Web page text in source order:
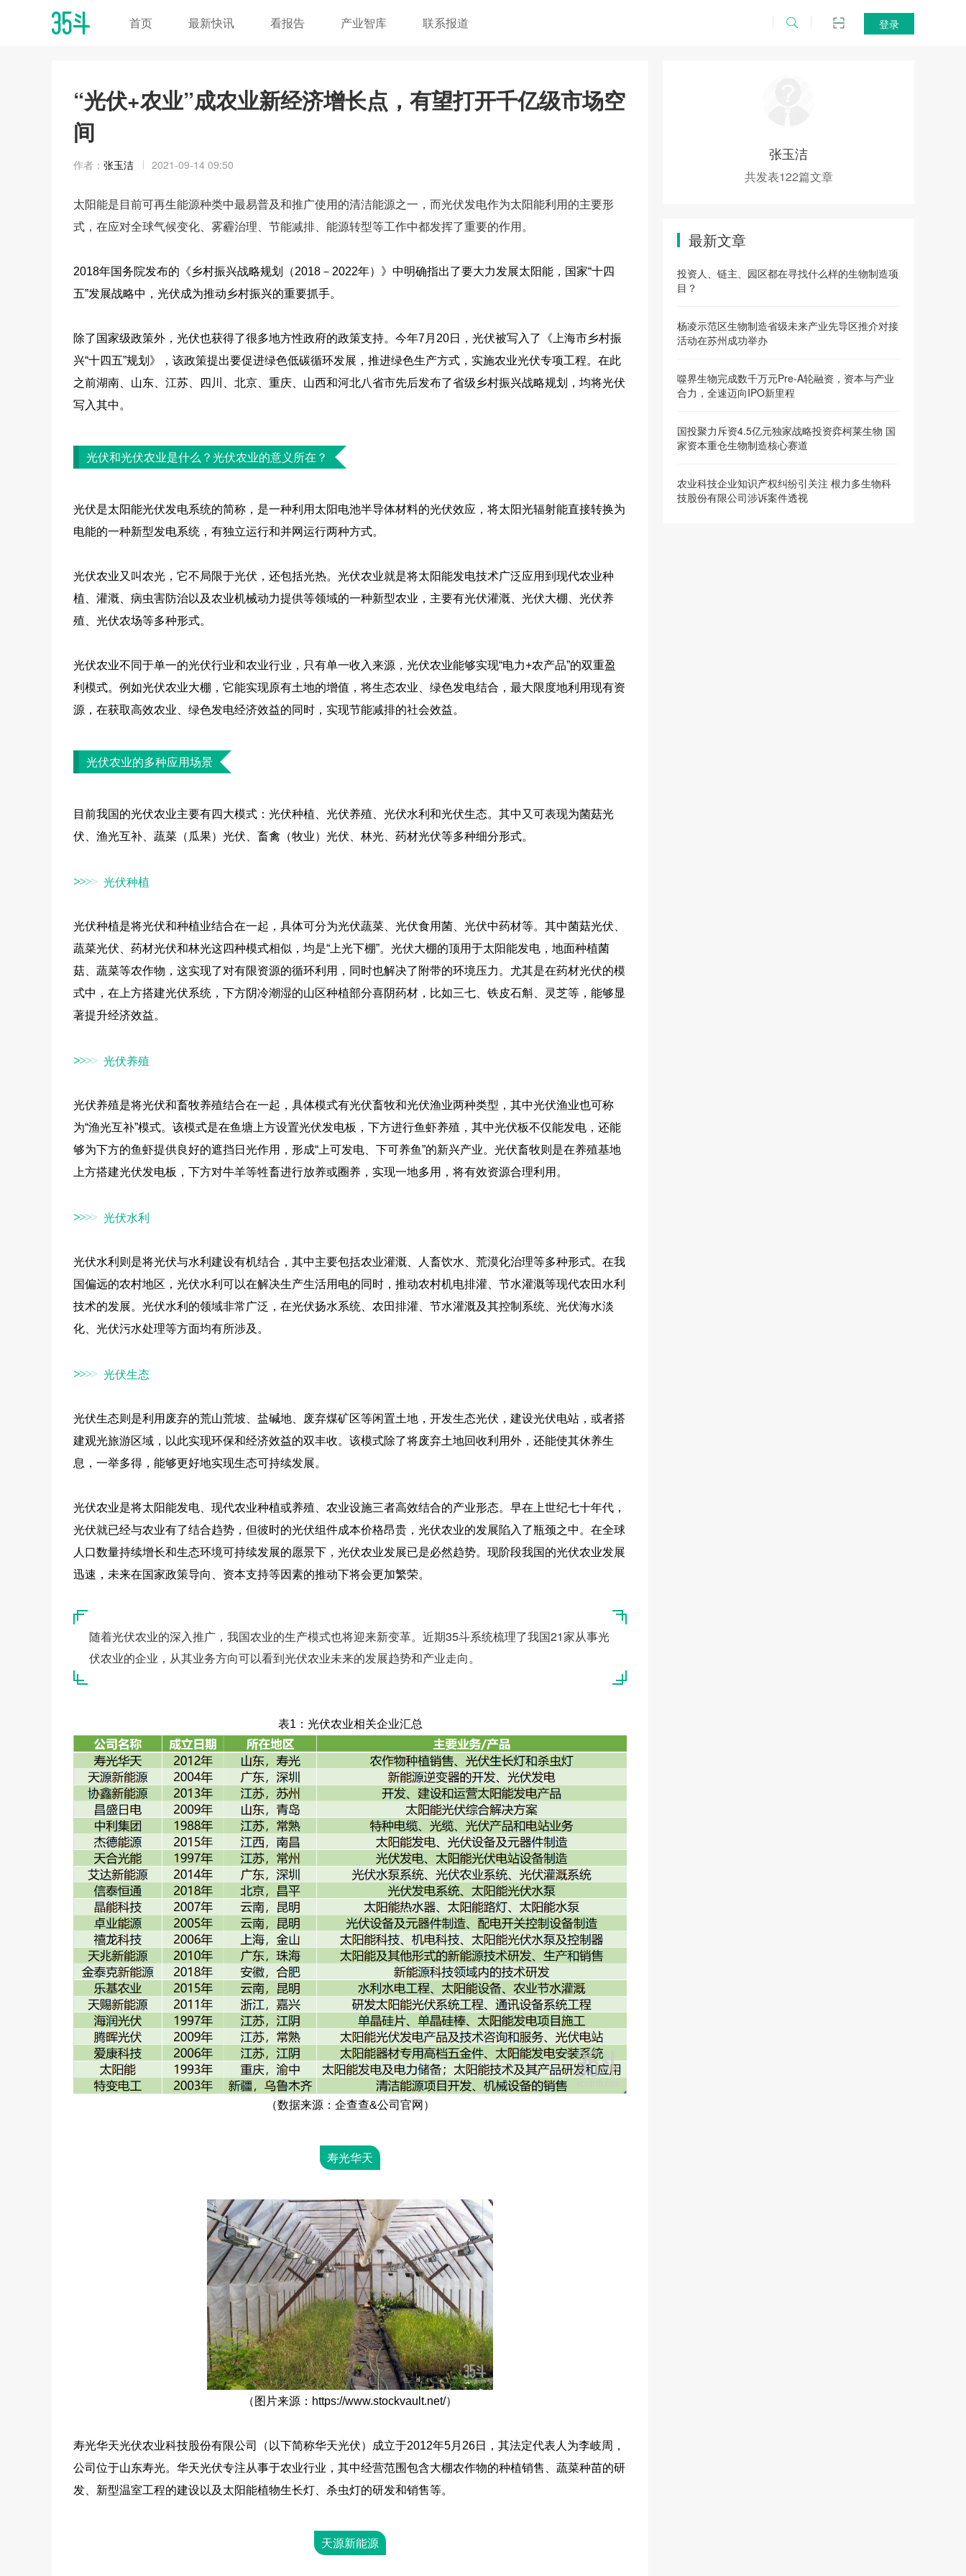
首页 最新快讯 看报告 产业智库 联系报道 登录
“光伏+农业”成农业新经济增长点，有望打开千亿级市场空
间
作者： 张玉洁 2021-09-14 09:50
太阳能是目前可再生能源种类中最易普及和推广使用的清洁能源之一，而光伏发电作为太阳能利用的主要形
式，在应对全球气候变化、雾霾治理、节能减排、能源转型等工作中都发挥了重要的作用。
2018年国务院发布的《乡村振兴战略规划（2018－2022年）》中明确指出了要大力发展太阳能 ，国家“十四
五”发展战略中， 光伏成为推动乡村振兴的重要抓手。
除了国家级政策外，光伏也获得了很多地方性政府的政策支持。今年7月20日，光伏被写入了《上海市乡村振
兴“十四五”规划》，该政策提出要促进绿色低碳循环发展，推进绿色生产方式，实施农业光伏专项工程。在此
之前湖南、山东、江苏、四川、北京、重庆、山西和河北八省市先后发布了省级乡村振兴战略规划，均将光伏
写入其中。
光伏和光伏农业是什么？光伏农业的意义所在？
光伏是太阳能光伏发电系统的简称，是一种利用太阳电池半导体材料的光伏效应，将太阳光辐射能直接转换为
电能的一种新型发电系统，有独立运行和并网运行两种方式。
光伏农业又叫农光，它不局限于光伏，还包括光热。光伏农业就是将太阳能发电技术广泛应用到现代农业种
植、灌溉、病虫害防治以及农业机械动力提供等领域的一种新型农业，主要有光伏灌溉、光伏大棚、光伏养
殖、光伏农场等多种形式。
光伏农业不同于单一的光伏行业和农业行业，只有单一收入来源，光伏农业能够实现“电力+农产品”的双重盈
利模式。例如光伏农业大棚，它能实现原有土地的增值，将生态农业、绿色发电结合，最大限度地利用现有资
源，在获取高效农业、绿色发电经济效益的同时，实现节能减排的社会效益。
光伏农业的多种应用场景
目前我国的光伏农业主要有四大模式：光伏种植、光伏养殖、光伏水利和光伏生态。其中又可表现为菌菇光
伏、渔光互补、蔬菜（瓜果）光伏、畜禽（牧业）光伏、林光、药材光伏等多种细分形式。
>>>> 光伏种植
光伏种植是将光伏和种植业结合在一起，具体可分为光伏蔬菜、光伏食用菌、光伏中药材等。其中菌菇光伏、
蔬菜光伏、药材光伏和林光这四种模式相似，均是“上光下棚”。光伏大棚的顶用于太阳能发电，地面种植菌
菇、蔬菜等农作物，这实现了对有限资源的循环利用，同时也解决了附带的环境压力。尤其是在药材光伏的模
式中，在上方搭建光伏系统，下方阴冷潮湿的山区种植部分喜阴药材，比如三七、铁皮石斛、灵芝等，能够显
著提升经济效益。
>>>> 光伏养殖
光伏养殖是将光伏和畜牧养殖结合在一起，具体模式有光伏畜牧和光伏渔业两种类型，其中光伏渔业也可称
为“渔光互补”模式。该模式是在鱼塘上方设置光伏发电板，下方进行鱼虾养殖，其中光伏板不仅能发电，还能
够为下方的鱼虾提供良好的遮挡日光作用，形成“上可发电、下可养鱼”的新兴产业。光伏畜牧则是在养殖基地
上方搭建光伏发电板，下方对牛羊等牲畜进行放养或圈养，实现一地多用，将有效资源合理利用。
>>>> 光伏水利
光伏水利则是将光伏与水利建设有机结合，其中主要包括农业灌溉、人畜饮水、荒漠化治理等多种形式。在我
国偏远的农村地区，光伏水利可以在解决生产生活用电的同时，推动农村机电排灌、节水灌溉等现代农田水利
技术的发展。光伏水利的领域非常广泛，在光伏扬水系统、农田排灌、节水灌溉及其控制系统、光伏海水淡
化、光伏污水处理等方面均有所涉及。
>>>> 光伏生态
光伏生态则是利用废弃的荒山荒坡、盐碱地、废弃煤矿区等闲置土地，开发生态光伏，建设光伏电站，或者搭
建观光旅游区域，以此实现环保和经济效益的双丰收。该模式除了将废弃土地回收利用外，还能使其休养生
息，一举多得，能够更好地实现生态可持续发展。
光伏农业是将太阳能发电、现代农业种植或养殖、农业设施三者高效结合的产业形态。早在上世纪七十年代，
光伏就已经与农业有了结合趋势，但彼时的光伏组件成本价格昂贵，光伏农业的发展陷入了瓶颈之中。在全球
人口数量持续增长和生态环境可持续发展的愿景下，光伏农业发展已是必然趋势。现阶段我国的光伏农业发展
迅速，未来在国家政策导向、资本支持等因素的推动下将会更加繁荣。
随着光伏农业的深入推广，我国农业的生产模式也将迎来新变革。近期35斗系统梳理了我国21家从事光
伏农业的企业，从其业务方向可以看到光伏农业未来的发展趋势和产业走向。
表1：光伏农业相关企业汇总
（数据来源：企查查&公司官网）
寿光华天
（图片来源：https://www.stockvault.net/）
寿光华天光伏农业科技股份有限公司（以下简称华天光伏）成立于2012年5月26日，其法定代表人为李岐周，
公司位于山东寿光。华天光伏专注从事于农业行业，其中经营范围包含大棚农作物的种植销售、蔬菜种苗的研
发、新型温室工程的建设以及太阳能植物生长灯、杀虫灯的研发和销售等。
天源新能源
张玉洁
共发表122篇文章
最新文章
投资人、链主、园区都在寻找什么样的生物制造项
目？
杨凌示范区生物制造省级未来产业先导区推介对接
活动在苏州成功举办
噬界生物完成数千万元Pre-A轮融资，资本与产业
合力，全速迈向IPO新里程
国投聚力斥资4.5亿元独家战略投资弈柯莱生物 国
家资本重仓生物制造核心赛道
农业科技企业知识产权纠纷引关注 根力多生物科
技股份有限公司涉诉案件透视